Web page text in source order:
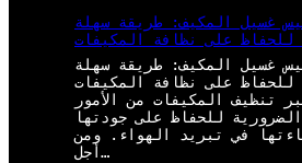
غسيل المكيف: طريقة سهلة
للحفاظ على نظافة المكيفات
غسيل المكيف: طريقة سهلة
للحفاظ على نظافة المكيفات
تنظيف المكيفات من الأمور
الضرورية للحفاظ على جودتها
في تبريد الهواء. ومن
أجل…